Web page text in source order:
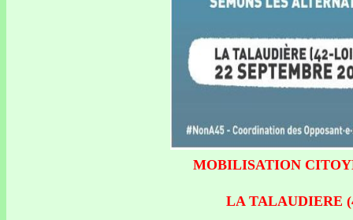
MOBILISATION
LA TALAUDIERE